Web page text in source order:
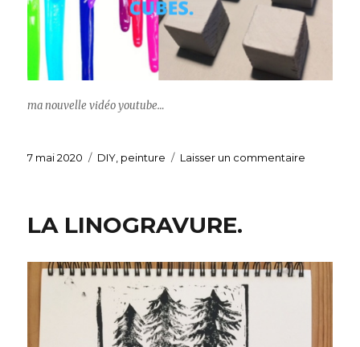
ma nouvelle vidéo youtube…
Publié
7 mai 2020 Catégories
DIY, peinture Laisser un commentaire
LA LINOGRAVURE.